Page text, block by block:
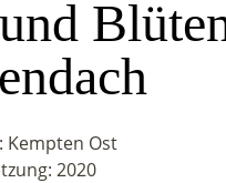
Kempten Ost
2020